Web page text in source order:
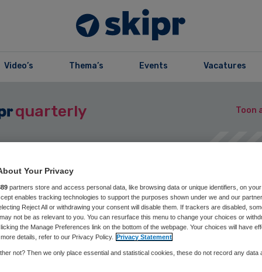
Video’s Thema’s Events Vacatures
quarterly Toon
|
Your Privacy
partners store and access personal data, like browsing data or unique identifiers, on your
enables tracking technologies to support the purposes shown under we and our
Reject All or withdrawing your consent will disable them. If trackers are disabled,
not be as relevant to you. You can resurface this menu to change your choices or
the Manage Preferences link on the bottom of the webpage. Your choices will have
details, refer to our Privacy Policy. Privacy Statement
not? Then we only place essential and statistical cookies, these do not record any data